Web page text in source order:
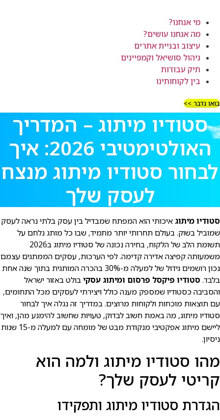
מי אנחנו?
מה אנחנו עושים?
עיצוב ובניית אתרים
ניהול סושיאל וקמפיינים
תיק עבודות
בין לקוחותינו
בואו נדבר >>
סטודיו מיתוג – המדריך
האולטימטיבי 2026: איך
לבחור סטודיו מיתוג מנצח
לעסק שלך
סטודיו מיתוג איכותי הוא המפתח שמבדיל בין עסק בלתי נראה לעסק
שמוביל בשוק. בעולם תחרותי יותר מתמיד, שבו כל מותג נלחם על
תשומת הלב של הלקוח, בחירה נכונה של סטודיו מיתוג ב2026
משמעותה קפיצה אדירה קדימה. לפי הערכות, עסקים הממתגים עצמם
נכון רושמים גידול של למעלה מ-30% בהכרה המותגית בתוך שנה אחת
בלבד. סטודיו פיקסל פרסום ומיתוג עסקיבולט באזור ישראל
והסביבה כסטודיו שמספק מענה כולל ויצירתי לעסקים מכל התחומים,
עם תוצאות מוכחות ולקוחות מרוצים. במדריך זה נגלה איך לבחור
סטודיו מיתוג, מה באמת חשוב לבדוק, טעויות שחשוב להימנע מהן, ואיך
ליישם מיתוג אפקטיבי מנקודת מבט של מומחה עם למעלה מ-15 שנות
ניסיון.
מהו סטודיו מיתוג ולמה הוא
קריטי לעסק שלך?
הגדרת סטודיו מיתוג ותפקידו